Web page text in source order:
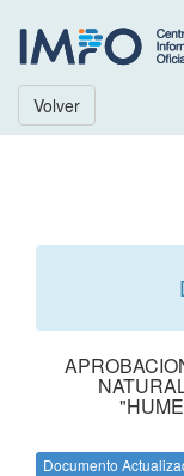
Volver
Documento